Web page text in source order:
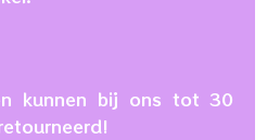
kunnen bij ons tot 30